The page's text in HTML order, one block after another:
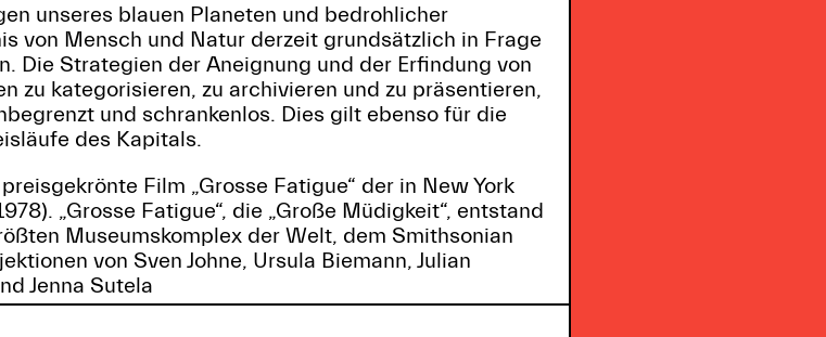
unseres blauen Planeten und bedrohlicher
von Mensch und Natur derzeit grundsätzlich in Frage
Die Strategien der Aneignung und der Erfindung von
zu kategorisieren, zu archivieren und zu präsentieren,
und schrankenlos. Dies gilt ebenso für die
des Kapitals.
Film „Grosse Fatigue“ der in New York
„Grosse Fatigue“, die „Große Müdigkeit“, entstand
Museumskomplex der Welt, dem Smithsonian
von Sven Johne, Ursula Biemann, Julian
Jenna Sutela